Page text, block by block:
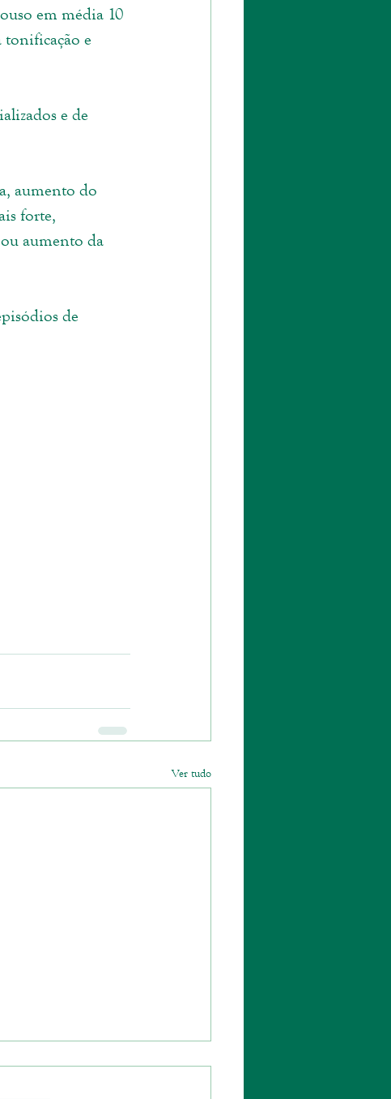
em média 10
tonificação e
e de
aumento do
forte,
aumento da
de
Ver tudo